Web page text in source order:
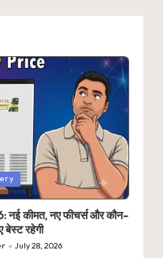
कीमत, नए फीचर्स और कौन-
बेस्ट रहेगी
July 28, 2026